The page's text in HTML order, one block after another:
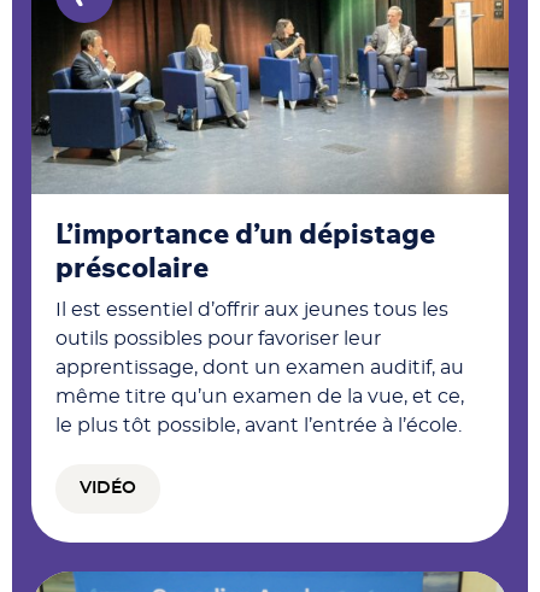
L’importance d’un dépistage
préscolaire
Il est essentiel d’offrir aux jeunes tous les
outils possibles pour favoriser leur
apprentissage, dont un examen auditif, au
même titre qu’un examen de la vue, et ce,
le plus tôt possible, avant l’entrée à l’école.
VIDÉO